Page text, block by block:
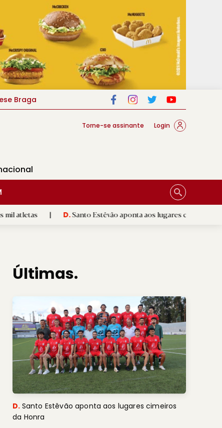
Braga
Torne-se assinante Login
| D.Santo Estêvão aponta aos lugares cimeiros da Honra
Últimas.
D. Santo Estêvão aponta aos lugares cimeiros
da Honra